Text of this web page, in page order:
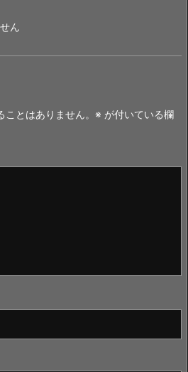
ん
とはありません。 ※ が付いている欄